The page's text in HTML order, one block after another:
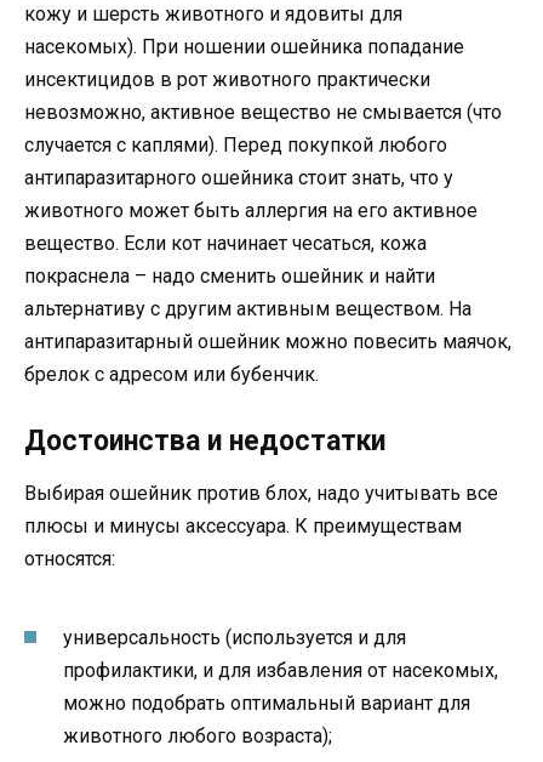
кожу и шерсть животного и ядовиты для
насекомых). При ношении ошейника попадание
инсектицидов в рот животного практически
невозможно, активное вещество не смывается (что
случается с каплями). Перед покупкой любого
антипаразитарного ошейника стоит знать, что у
животного может быть аллергия на его активное
вещество. Если кот начинает чесаться, кожа
покраснела – надо сменить ошейник и найти
альтернативу с другим активным веществом. На
антипаразитарный ошейник можно повесить маячок,
брелок с адресом или бубенчик.
Достоинства и недостатки
Выбирая ошейник против блох, надо учитывать все
плюсы и минусы аксессуара. К преимуществам
относятся:
универсальность (используется и для
профилактики, и для избавления от насекомых,
можно подобрать оптимальный вариант для
животного любого возраста);